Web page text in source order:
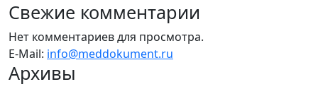
Свежие комментарии
Нет комментариев для просмотра.
E-Mail: info@meddokument.ru
Архивы